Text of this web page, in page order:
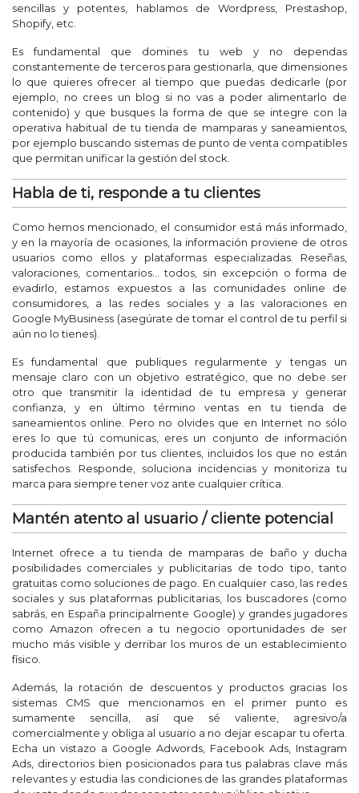
sencillas y potentes, hablamos de Wordpress, Prestashop,
Shopify, etc.
Es fundamental que domines tu web y no dependas
constantemente de terceros para gestionarla, que dimensiones
lo que quieres ofrecer al tiempo que puedas dedicarle (por
ejemplo, no crees un blog si no vas a poder alimentarlo de
contenido) y que busques la forma de que se integre con la
operativa habitual de tu tienda de mamparas y saneamientos,
por ejemplo buscando sistemas de punto de venta compatibles
que permitan unificar la gestión del stock.
Habla de ti, responde a tu clientes
Como hemos mencionado, el consumidor está más informado,
y en la mayoría de ocasiones, la información proviene de otros
usuarios como ellos y plataformas especializadas. Reseñas,
valoraciones, comentarios... todos, sin excepción o forma de
evadirlo, estamos expuestos a las comunidades online de
consumidores, a las redes sociales y a las valoraciones en
Google MyBusiness (asegúrate de tomar el control de tu perfil si
aún no lo tienes).
Es fundamental que publiques regularmente y tengas un
mensaje claro con un objetivo estratégico, que no debe ser
otro que transmitir la identidad de tu empresa y generar
confianza, y en último término ventas en tu tienda de
saneamientos online. Pero no olvides que en Internet no sólo
eres lo que tú comunicas, eres un conjunto de información
producida también por tus clientes, incluidos los que no están
satisfechos. Responde, soluciona incidencias y monitoriza tu
marca para siempre tener voz ante cualquier crítica.
Mantén atento al usuario / cliente potencial
Internet ofrece a tu tienda de mamparas de baño y ducha
posibilidades comerciales y publicitarias de todo tipo, tanto
gratuitas como soluciones de pago. En cualquier caso, las redes
sociales y sus plataformas publicitarias, los buscadores (como
sabrás, en España principalmente Google) y grandes jugadores
como Amazon ofrecen a tu negocio oportunidades de ser
mucho más visible y derribar los muros de un establecimiento
físico.
Además, la rotación de descuentos y productos gracias los
sistemas CMS que mencionamos en el primer punto es
sumamente sencilla, así que sé valiente, agresivo/a
comercialmente y obliga al usuario a no dejar escapar tu oferta.
Echa un vistazo a Google Adwords, Facebook Ads, Instagram
Ads, directorios bien posicionados para tus palabras clave más
relevantes y estudia las condiciones de las grandes plataformas